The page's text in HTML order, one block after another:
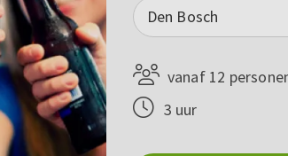
Den Bosch
vanaf 12
3 uur